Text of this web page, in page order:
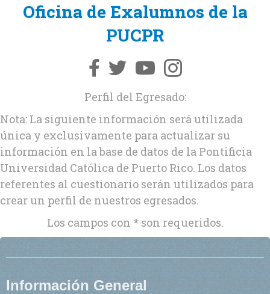
Oficina de Exalumnos de la
PUCPR
Perfil del Egresado:
Nota: La siguiente información será utilizada
única y exclusivamente para actualizar su
información en la base de datos de la Pontificia
Universidad Católica de Puerto Rico. Los datos
referentes al cuestionario serán utilizados para
crear un perfil de nuestros egresados.
Los campos con * son requeridos.
Información General